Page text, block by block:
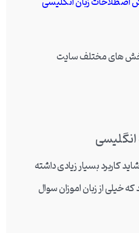
های مختلف سایت
کاربرد بسیار زیادی داشته
خیلی از زبان اموزان سوال